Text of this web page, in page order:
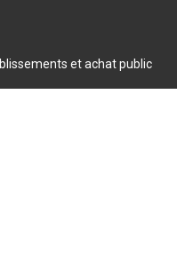
et achat public